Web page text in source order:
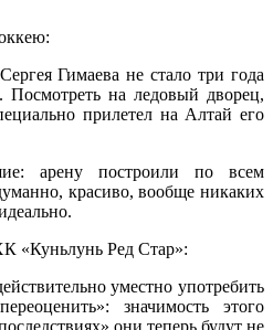
Гимаева не стало три года
Посмотреть на ледовый дворец,
прилетел на Алтай его
арену построили по всем
красиво, вообще никаких
«Куньлунь Ред Стар»:
уместно употребить
значимость этого
они теперь будут не